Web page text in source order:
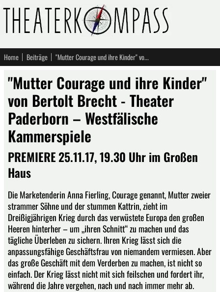
Home Beiträge "Mutter Courage und ihre Kinder" von Bertolt Brecht - Theater Paderborn – Westfälische Kammerspiele
"Mutter Courage und ihre Kinder"
von Bertolt Brecht - Theater
Paderborn – Westfälische
Kammerspiele
PREMIERE 25.11.17, 19.30 Uhr im Großen
Haus
Die Marketenderin Anna Fierling, Courage genannt, Mutter zweier
strammer Söhne und der stummen Kattrin, zieht im
Dreißigjährigen Krieg durch das verwüstete Europa den großen
Heeren hinterher – um „ihren Schnitt“ zu machen und das
tägliche Überleben zu sichern. Ihren Krieg lässt sich die
anpassungsfähige Geschäftsfrau von niemandem vermiesen. Aber
das große Geschäft mit dem Verderben zu machen, ist nicht so
einfach. Der Krieg lässt nicht mit sich feilschen und fordert ihr,
während die Jahre vergehen, nach und nach immer mehr ab.